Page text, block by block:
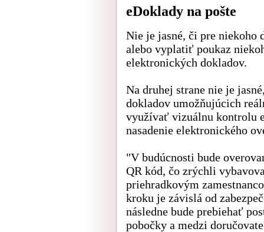
eDoklady na pošte
Nie je jasné, či pre niekoho
alebo vyplatiť poukaz
elektronických dokladov.
Na druhej strane nie je
dokladov umožňujúcich
využívať vizuálnu kontrolu
nasadenie elektronického
"V budúcnosti bude
QR kód, čo zrýchli
priehradkovým
kroku je závislá od
následne bude prebiehať
pobočky a medzi